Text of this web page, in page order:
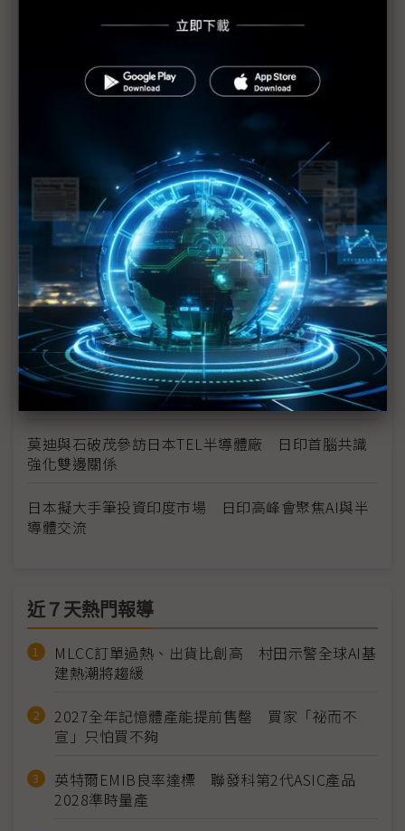
不缺席民主供應鏈 「矽文明」有望在印度生根
台積AZ廠荒漠「點石成金」 印度、越南力邀台鏈再
築晶片夢？
看好印度市場與人才 Arm當地已有2,000名員工
稀土取得受限 恐危及印度晶片自給自足目標
印度啟動半導體2.0 本土晶片組、IP列優先要務
印度加速推動半導體計畫 Modi：首顆商用晶片力拚
2025年內產出
印度半導體吸引力升溫 ASML承諾投入具體細節待
定
三星擴充印度半導體研發 南韓半導體企業跟進布局
莫迪與石破茂參訪日本TEL半導體廠 日印首腦共識
強化雙邊關係
日本擬大手筆投資印度市場 日印高峰會聚焦AI與半
導體交流
近７天熱門報導
MLCC訂單過熱、出貨比創高 村田示警全球AI基
建熱潮將趨緩
2027全年記憶體產能提前售罄 買家「祕而不
宣」只怕買不夠
英特爾EMIB良率達標 聯發科第2代ASIC產品
2028準時量產